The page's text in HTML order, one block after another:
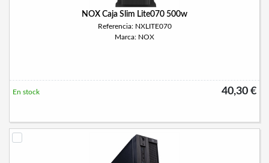
NOX Caja Slim Lite070 500w
Referencia: NXLITE070
Marca: NOX
40,30 €
En stock